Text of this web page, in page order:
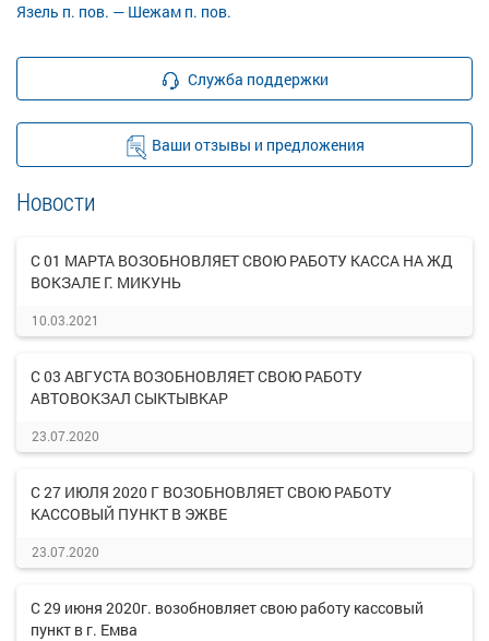
Язель п. пов. — Шежам п. пов.
Служба поддержки
Ваши отзывы и предложения
Новости
С 01 МАРТА ВОЗОБНОВЛЯЕТ СВОЮ РАБОТУ КАССА НА ЖД
ВОКЗАЛЕ Г. МИКУНЬ
10.03.2021
С 03 АВГУСТА ВОЗОБНОВЛЯЕТ СВОЮ РАБОТУ
АВТОВОКЗАЛ СЫКТЫВКАР
23.07.2020
С 27 ИЮЛЯ 2020 Г ВОЗОБНОВЛЯЕТ СВОЮ РАБОТУ
КАССОВЫЙ ПУНКТ В ЭЖВЕ
23.07.2020
С 29 июня 2020г. возобновляет свою работу кассовый
пункт в г. Емва